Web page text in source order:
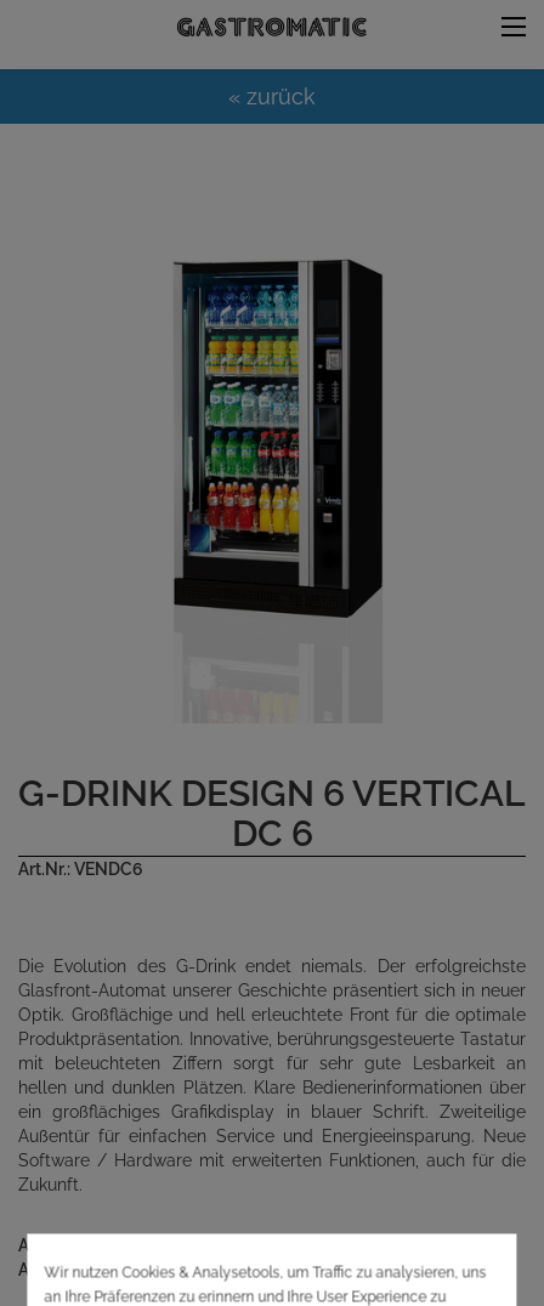
« zurück
G-DRINK DESIGN 6 VERTICAL
DC 6
Art.Nr.: VENDC6
Die Evolution des G-Drink endet niemals. Der erfolgreichste
Glasfront-Automat unserer Geschichte präsentiert sich in neuer
Optik. Großflächige und hell erleuchtete Front für die optimale
Produktpräsentation. Innovative, berührungsgesteuerte Tastatur
mit beleuchteten Ziffern sorgt für sehr gute Lesbarkeit an
hellen und dunklen Plätzen. Klare Bedienerinformationen über
ein großflächiges Grafikdisplay in blauer Schrift. Zweiteilige
Außentür für einfachen Service und Energieeinsparung. Neue
Software / Hardware mit erweiterten Funktionen, auch für die
Zukunft.
Anschlusswerte:
Abmessungen in mm: 0 x 0 x 0